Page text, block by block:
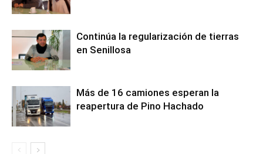
Continúa la regularización de tierras
en Senillosa
Más de 16 camiones esperan la
reapertura de Pino Hachado